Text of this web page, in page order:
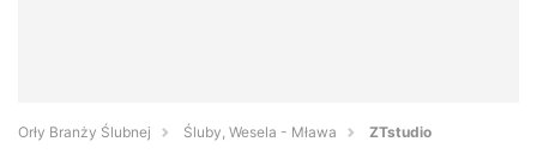
Orły Branży Ślubnej Śluby, Wesela - Mława ZTstudio